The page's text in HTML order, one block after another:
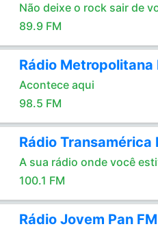
Não deixe o rock sair de
89.9 FM
Rádio Metropolitana
Acontece aqui
98.5 FM
Rádio Transamérica
A sua rádio onde você
100.1 FM
Rádio Jovem Pan